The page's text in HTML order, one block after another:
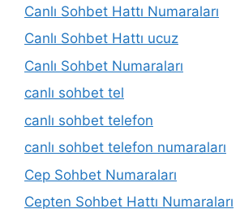
Canlı Sohbet Hattı Numaraları
Canlı Sohbet Hattı ucuz
Canlı Sohbet Numaraları
canlı sohbet tel
canlı sohbet telefon
canlı sohbet telefon numaraları
Cep Sohbet Numaraları
Cepten Sohbet Hattı Numaraları